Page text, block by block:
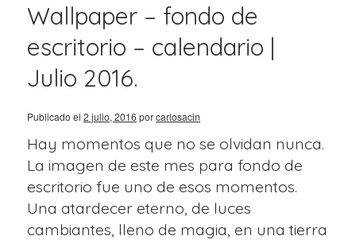
Wallpaper – fondo de
escritorio – calendario |
Julio 2016.
Publicado el 2 julio, 2016 porcarlosacin
Hay momentos que no se olvidan nunca.
La imagen de este mes para fondo de
escritorio fue uno de esos momentos.
Una atardecer eterno, de luces
cambiantes, lleno de magia, en una tierra